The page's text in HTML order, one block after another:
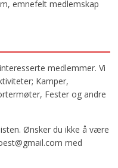
emnefelt medlemskap
medlemmer. Vi
Kamper,
Fester og andre
Ønsker du ikke å være
med